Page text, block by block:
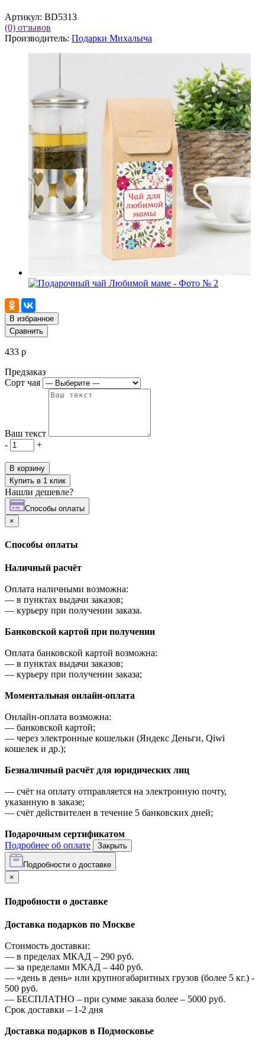
Артикул: BD5313
(0) отзывов
Производитель: Подарки Михалыча
В избранное
Сравнить
433 р
Предзаказ
Сорт чая
Ваш текст
-
+
В корзину
Купить в 1 клик
Нашли дешевле?
Cпособы оплаты
×
Cпособы оплаты
Наличный расчёт
Оплата наличными возможна:
— в пунктах выдачи заказов;
— курьеру при получении заказа.
Банковской картой при получении
Оплата банковской картой возможна:
— в пунктах выдачи заказов;
— курьеру при получении заказа;
Моментальная онлайн-оплата
Онлайн-оплата возможна:
— банковской картой;
— через электронные кошельки (Яндекс Деньги, Qiwi
кошелек и др.);
Безналичный расчёт для юридических лиц
— счёт на оплату отправляется на электронную почту,
указанную в заказе;
— счёт действителен в течение 5 банковских дней;
Подарочным сертификатом
Подробнее об оплате
Закрыть
Подробности о доставке
×
Подробности о доставке
Доставка подарков по Москве
Стоимость доставки:
— в пределах МКАД – 290 руб.
— за пределами МКАД – 440 руб.
— «день в день» или крупногабаритных грузов (более 5 кг.) -
500 руб.
— БЕСПЛАТНО – при сумме заказа более – 5000 руб.
Срок доставки – 1-2 дня
Доставка подарков в Подмосковье